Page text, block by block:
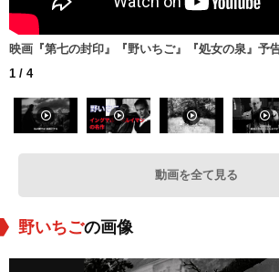
映画『第七の封印』『野いちご』『処女の泉』予
1 / 4
動画を全て見る
野いちごの画像